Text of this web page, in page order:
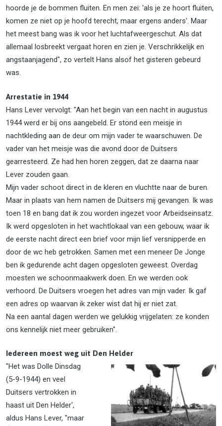
hoorde je de bommen fluiten. En men zei: 'als je ze hoort fluiten,
komen ze niet op je hoofd terecht, maar ergens anders'. Maar
het meest bang was ik voor het luchtafweergeschut. Als dat
allemaal losbreekt vergaat horen en zien je. Verschrikkelijk en
angstaanjagend", zo vertelt Hans alsof het gisteren gebeurd
was.
Arrestatie in 1944
Hans Lever vervolgt: "Aan het begin van een nacht in augustus
1944 werd er bij ons aangebeld. Er stond een meisje in
nachtkleding aan de deur om mijn vader te waarschuwen. De
vader van het meisje was die avond door de Duitsers
gearresteerd. Ze had hen horen zeggen, dat ze daarna naar
Lever zouden gaan.
Mijn vader schoot direct in de kleren en vluchtte naar de buren.
Maar in plaats van hem namen de Duitsers mij gevangen. Ik was
toen 18 en bang dat ik zou worden ingezet voor Arbeidseinsatz.
Ik werd opgesloten in het wachtlokaal van een gebouw, waar ik
de eerste nacht direct een brief voor mijn lief versnipperde en
door de wc heb getrokken. Samen met een meneer De Jonge
ben ik gedurende acht dagen opgesloten geweest. Overdag
moesten we schoonmaakwerk doen. En we werden ook
verhoord. De Duitsers vroegen het adres van mijn vader. Ik gaf
een adres op waarvan ik zeker wist dat hij er niet zat.
Na een aantal dagen werden we gelukkig vrijgelaten: ze konden
ons kennelijk niet meer gebruiken".
Iedereen moest weg uit Den Helder
"Het was Dolle Dinsdag
(5-9-1944) en veel
Duitsers vertrokken in
haast uit Den Helder',
aldus Hans Lever, "maar